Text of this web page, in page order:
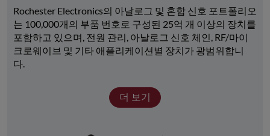
Rochester Electronics의 아날로그 및 혼합 신호 포트폴리오
는 100,000개의 부품 번호로 구성된 25억 개 이상의 장치를
포함하고 있으며, 전원 관리, 아날로그 신호 체인, RF/마이
크로웨이브 및 기타 애플리케이션별 장치가 광범위합니
다.
더 보기